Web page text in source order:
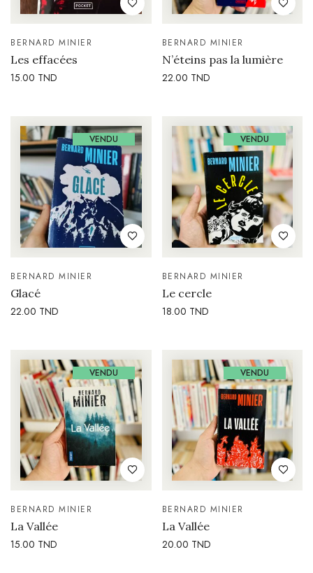
BERNARD MINIER
Les effacées
15.00 TND
BERNARD MINIER
N’éteins pas la lumière
22.00 TND
VENDU
BERNARD MINIER
Glacé
22.00 TND
VENDU
BERNARD MINIER
Le cercle
18.00 TND
VENDU
BERNARD MINIER
La Vallée
15.00 TND
VENDU
BERNARD MINIER
La Vallée
20.00 TND